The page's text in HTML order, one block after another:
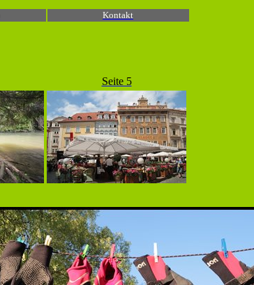
Kontakt
Seite 5